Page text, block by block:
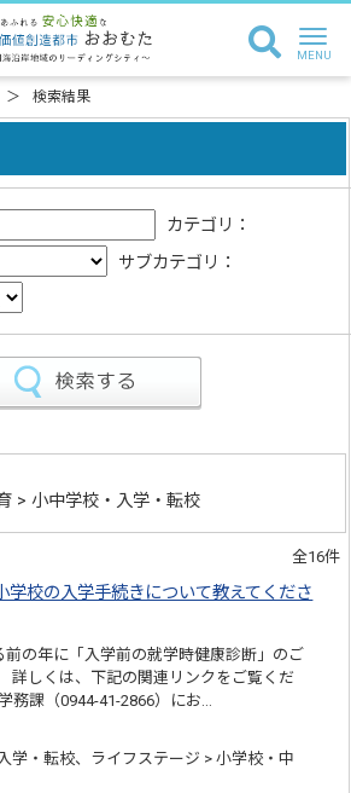
検索結果
カテゴリ：
サブカテゴリ：
> 小中学校・入学・転校
全16件
学校の入学手続きについて教えてくださ
の年に「入学前の就学時健康診断」のご
しくは、下記の関連リンクをご覧くだ
課（0944-41-2866）にお…
学・転校、ライフステージ > 小学校・中